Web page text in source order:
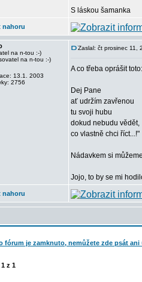
S láskou šamanka
nahoru
na n-tou :-)
13.1. 2003
2756
Zaslal: čt prosinec 11,
A co třeba oprášit toto:
Dej Pane
ať udržím zavřenou
tu svoji hubu
dokud nebudu vědět,
co vlastně chci říct...!"
Nádavkem si
Jojo, to by se mi
nahoru
1 z 1